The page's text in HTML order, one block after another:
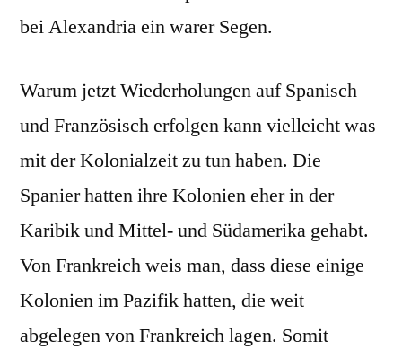
bei Alexandria ein warer Segen.
Warum jetzt Wiederholungen auf Spanisch
und Französisch erfolgen kann vielleicht was
mit der Kolonialzeit zu tun haben. Die
Spanier hatten ihre Kolonien eher in der
Karibik und Mittel- und Südamerika gehabt.
Von Frankreich weis man, dass diese einige
Kolonien im Pazifik hatten, die weit
abgelegen von Frankreich lagen. Somit